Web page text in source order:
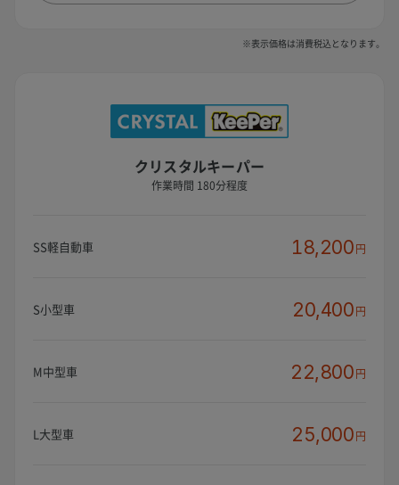
※表示価格は消費税込となります。
クリスタルキーパー
作業時間 180分程度
SS軽自動車 18,200円
S小型車 20,400円
M中型車 22,800円
L大型車 25,000円